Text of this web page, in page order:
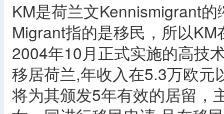
KM是荷兰文Kennismigrant
Migrant指的是移民，所以
2004年10月正式实施的高技
移居荷兰,年收入在5.3万欧元
将为其颁发5年有效的居留，